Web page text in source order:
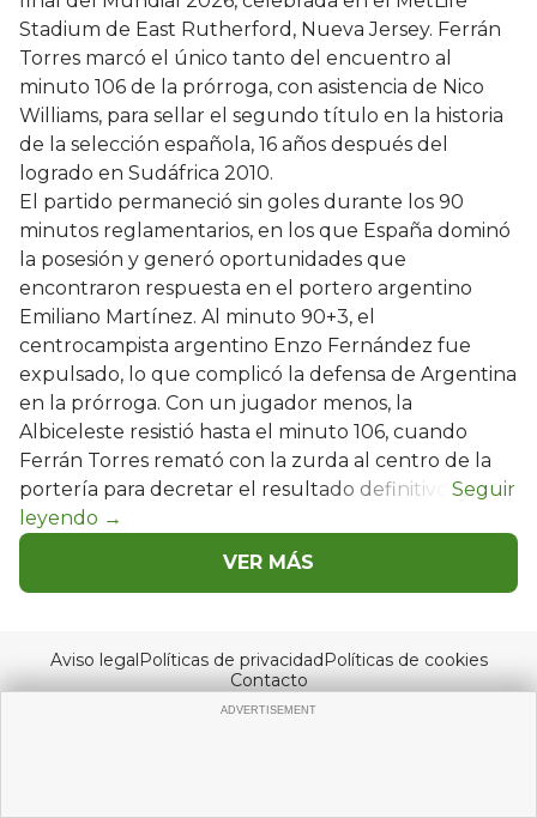
Stadium de East Rutherford, Nueva Jersey. Ferrán
Torres marcó el único tanto del encuentro al
minuto 106 de la prórroga, con asistencia de Nico
Williams, para sellar el segundo título en la historia
de la selección española, 16 años después del
logrado en Sudáfrica 2010.
El partido permaneció sin goles durante los 90
minutos reglamentarios, en los que España dominó
la posesión y generó oportunidades que
encontraron respuesta en el portero argentino
Emiliano Martínez. Al minuto 90+3, el
centrocampista argentino Enzo Fernández fue
expulsado, lo que complicó la defensa de Argentina
en la prórroga. Con un jugador menos, la
Albiceleste resistió hasta el minuto 106, cuando
Ferrán Torres remató con la zurda al centro de la
portería para decretar el resultado definitivo.
VER MÁS
Aviso legalPolíticas de privacidadPolíticas de cookies
Contacto